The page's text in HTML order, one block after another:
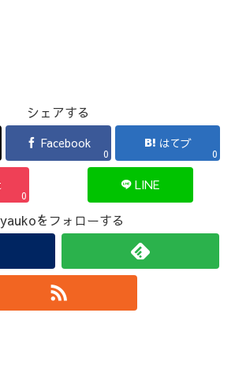
シェアする
Facebook
0
はてブ
0
0
LINE
をフォローする